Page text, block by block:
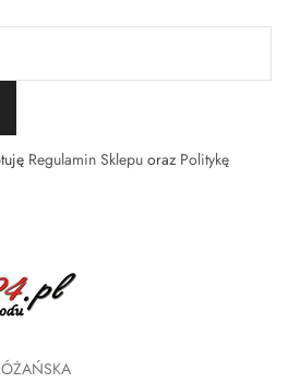
Regulamin Sklepu oraz Politykę